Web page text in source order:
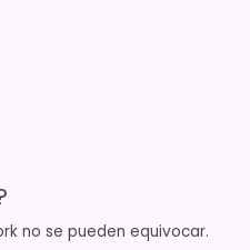
no se pueden equivocar.